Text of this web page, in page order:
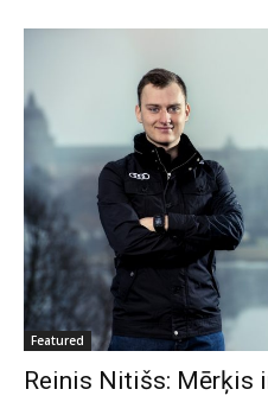
Featured
Reinis Nitišs: Mērķis